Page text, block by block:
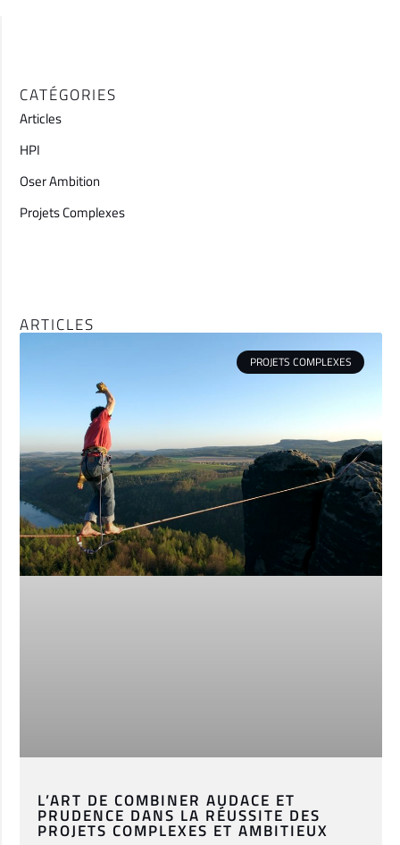
CATÉGORIES
Articles
HPI
Oser Ambition
Projets Complexes
ARTICLES
PROJETS COMPLEXES
L’ART DE COMBINER AUDACE ET
PRUDENCE DANS LA RÉUSSITE DES
PROJETS COMPLEXES ET AMBITIEUX